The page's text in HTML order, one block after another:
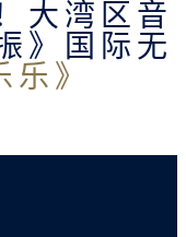
大湾区音
》国际无
乐》